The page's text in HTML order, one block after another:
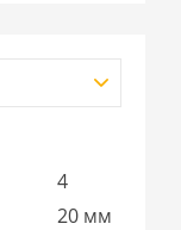
4
20 мм